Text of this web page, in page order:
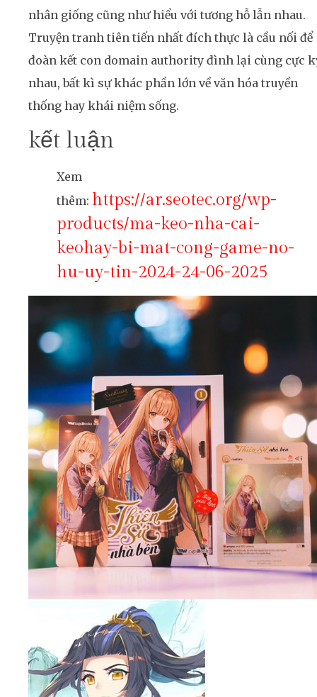
nhân giống cũng như hiểu với tương hỗ lẫn nhau.
Truyện tranh tiên tiến nhất đích thực là cầu nối để
đoàn kết con domain authority đình lại cùng cực
nhau, bất kì sự khác phần lớn về văn hóa truyền
thống hay khái niệm sống.
kết luận
Xem
thêm: https://ar.seotec.org/wp-
products/ma-keo-nha-cai-
keohay-bi-mat-cong-game-no-
hu-uy-tin-2024-24-06-2025